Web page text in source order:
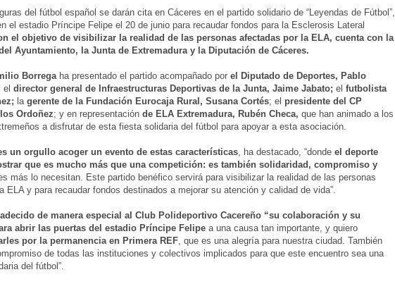
del fútbol español se darán cita en Cáceres en el partido solidario de “Leyendas de Fútbol”,
el estadio Príncipe Felipe el 20 de junio para recaudar fondos para la Esclerosis Lateral
el objetivo de visibilizar la realidad de las personas afectadas por la ELA, cuenta con la
Ayuntamiento, la Junta de Extremadura y la Diputación de Cáceres.
Borregaha presentado el partido acompañado por el Diputado de Deportes, Pablo
el director general de Infraestructuras Deportivas de la Junta, Jaime Jabato; el futbolista
la gerente de la Fundación Eurocaja Rural, Susana Cortés; el presidente del CP
Ordoñez; y en representación de ELA Extremadura, Rubén Checa, que han animado a los
a disfrutar de esta fiesta solidaria del fútbol para apoyar a esta asociación.
un orgullo acoger un evento de estas características, ha destacado, “donde el deporte
que es mucho más que una competición: es también solidaridad, compromiso y
más lo necesitan. Este partido benéfico servirá para visibilizar la realidad de las personas
ELA y para recaudar fondos destinados a mejorar su atención y calidad de vida”.
de manera especial al Club Polideportivo Cacereño “su colaboración y su
abrir las puertas del estadio Príncipe Felipe a una causa tan importante, y quiero
por la permanencia en Primera REF, que es una alegría para nuestra ciudad. También
de todas las instituciones y colectivos implicados para que este encuentro sea una
del fútbol”.